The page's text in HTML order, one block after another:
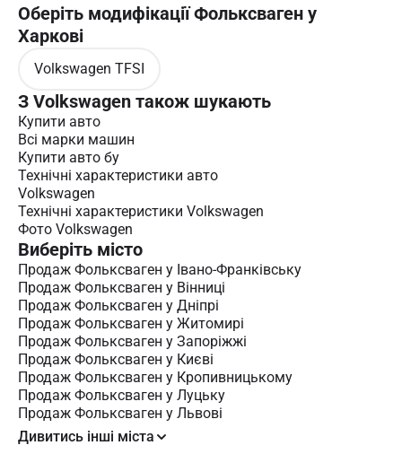
Оберіть модифікації Фольксваген у
Харкові
Volkswagen TFSI
З Volkswagen також шукають
Купити авто
Всі марки машин
Купити авто бу
Технічні характеристики авто
Volkswagen
Технічні характеристики Volkswagen
Фото Volkswagen
Виберіть місто
Продаж Фольксваген у Івано-Франківську
Продаж Фольксваген у Вінниці
Продаж Фольксваген у Дніпрі
Продаж Фольксваген у Житомирі
Продаж Фольксваген у Запоріжжі
Продаж Фольксваген у Києві
Продаж Фольксваген у Кропивницькому
Продаж Фольксваген у Луцьку
Продаж Фольксваген у Львові
Дивитись інші міста